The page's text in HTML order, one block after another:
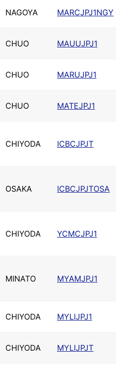
NAGOYA MARCJPJ1NGY
CHUO MAUUJPJ1
CHUO MARUJPJ1
CHUO MATEJPJ1
CHIYODA ICBCJPJT
OSAKA ICBCJPJTOSA
CHIYODA YCMCJPJ1
MINATO MYAMJPJ1
CHIYODA MYLIJPJ1
CHIYODA MYLIJPJT